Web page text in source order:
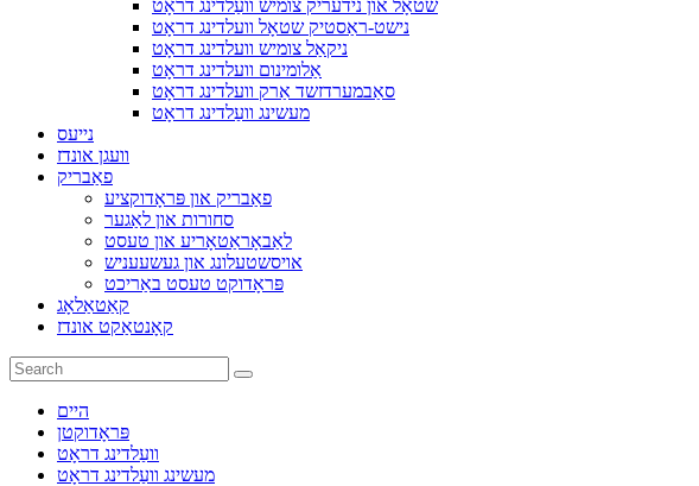
שטאָל און נידעריק צומיש וועַלדינג דראָט
נישט-ראַסטיק שטאָל וועלדינג דראָט
ניקאַל צומיש וועלדינג דראָט
אַלומינום וועלדינג דראָט
סאַבמערדזשד אַרק וועלדינג דראָט
מעשינג וועַלדינג דראָט
נייעס
וועגן אונדז
פאַבריק
פאַבריק און פּראָדוקציע
סחורות און לאַגער
לאַבאָראַטאָריע און טעסט
אויסשטעלונג און געשעעניש
פּראָדוקט טעסט באַריכט
קאַטאַלאָג
קאָנטאַקט אונדז
היים
פּראָדוקטן
וועַלדינג דראָט
מעשינג וועַלדינג דראָט